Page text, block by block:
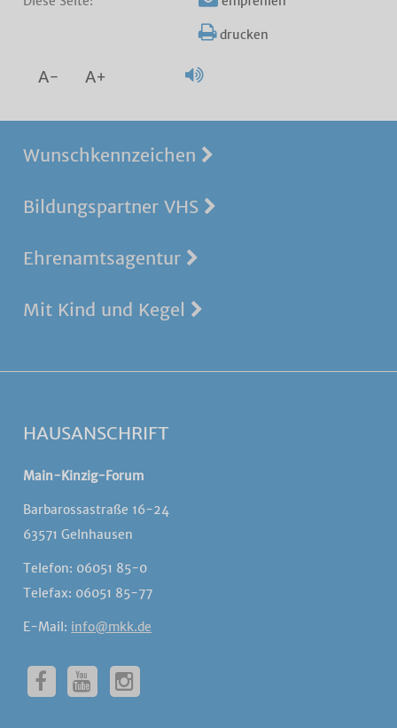
drucken
A- A+
Wunschkennzeichen
Bildungspartner VHS
Ehrenamtsagentur
Mit Kind und Kegel
HAUSANSCHRIFT
Main-Kinzig-Forum
Barbarossastraße 16-24
63571 Gelnhausen
Telefon: 06051 85-0
Telefax: 06051 85-77
E-Mail: info@mkk.de